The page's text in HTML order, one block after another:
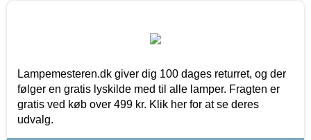
Lampemesteren.dk giver dig 100 dages returret, og der
følger en gratis lyskilde med til alle lamper. Fragten er
gratis ved køb over 499 kr. Klik her for at se deres
udvalg.